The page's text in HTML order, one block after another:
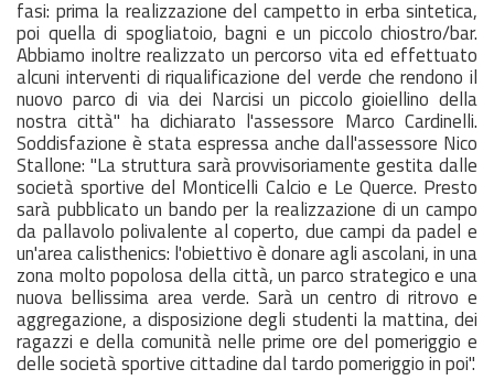
fasi: prima la realizzazione del campetto in erba sintetica,
poi quella di spogliatoio, bagni e un piccolo chiostro/bar.
Abbiamo inoltre realizzato un percorso vita ed effettuato
alcuni interventi di riqualificazione del verde che rendono il
nuovo parco di via dei Narcisi un piccolo gioiellino della
nostra città" ha dichiarato l'assessore Marco Cardinelli.
Soddisfazione è stata espressa anche dall'assessore Nico
Stallone: "La struttura sarà provvisoriamente gestita dalle
società sportive del Monticelli Calcio e Le Querce. Presto
sarà pubblicato un bando per la realizzazione di un campo
da pallavolo polivalente al coperto, due campi da padel e
un'area calisthenics: l'obiettivo è donare agli ascolani, in una
zona molto popolosa della città, un parco strategico e una
nuova bellissima area verde. Sarà un centro di ritrovo e
aggregazione, a disposizione degli studenti la mattina, dei
ragazzi e della comunità nelle prime ore del pomeriggio e
delle società sportive cittadine dal tardo pomeriggio in poi".